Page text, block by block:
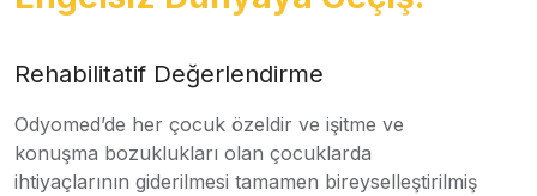
Rehabilitatif Değerlendirme
Odyomed’de her çocuk özeldir ve işitme ve
konuşma bozuklukları olan çocuklarda
ihtiyaçlarının giderilmesi tamamen bireyselleştirilmiş